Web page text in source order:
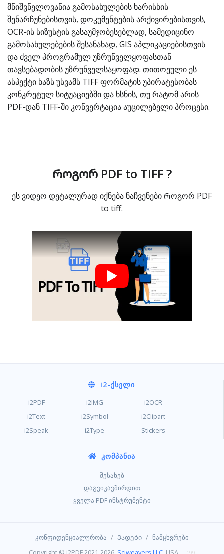
მნიშვნელოვანია გამოსახულების ხარისხის
შენარჩუნებისთვის, დოკუმენტების არქივირებისთვის,
OCR-ის სიზუსტის გასაუმჯობესებლად, სამედიცინო
გამოსახულებების შესანახად, GIS აპლიკაციებისთვის
და ძველ პროგრამულ უზრუნველყოფასთან
თავსებადობის უზრუნველსაყოფად. თითოეული ეს
ასპექტი ხაზს უსვამს TIFF ფორმატის უპირატესობას
კონკრეტულ სიტუაციებში და ხსნის, თუ რატომ არის
PDF-დან TIFF-ში კონვერტაცია აუცილებელი პროცესი.
Როგორ PDF to TIFF ?
ეს ვიდეო დეტალურად იქნება ნაჩვენები Როგორ PDF
to tiff.
i2-ᲥᲡᲔᲚᲘ
i2PDF i2IMG
i2OCR
i2Text
i2Symbol
i2Clipart
i2Speak
i2Type Stickers
ᲙᲝᲛᲞᲐᲜᲘᲐ
შესახებ
დაგვიკავშირდით
ყველა PDF ინსტრუმენტი
კონფიდენციალურობა / Ვადები / ნამცხვრები